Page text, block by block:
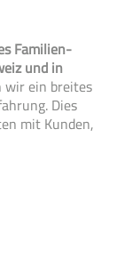
Familien­­
und in
wir ein breites
Dies
mit Kunden,